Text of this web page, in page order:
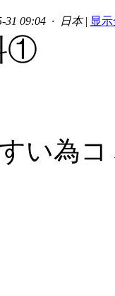
31 09:04 · 日本 | 显
①
い為